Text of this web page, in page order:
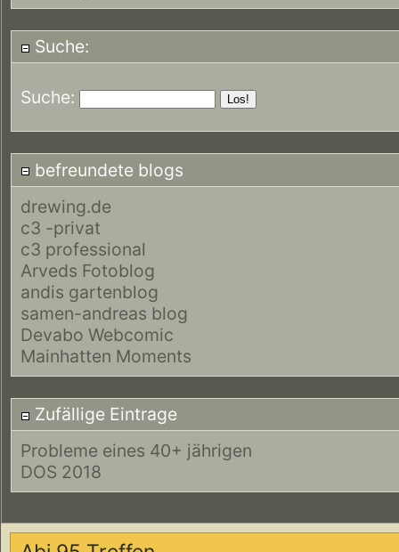
Suche:
Suche:
befreundete blogs
drewing.de
c3 -privat
c3 professional
Arveds Fotoblog
andis gartenblog
samen-andreas blog
Devabo Webcomic
Mainhatten Moments
Zufällige Eintrage
Probleme eines 40+ jährigen
DOS 2018